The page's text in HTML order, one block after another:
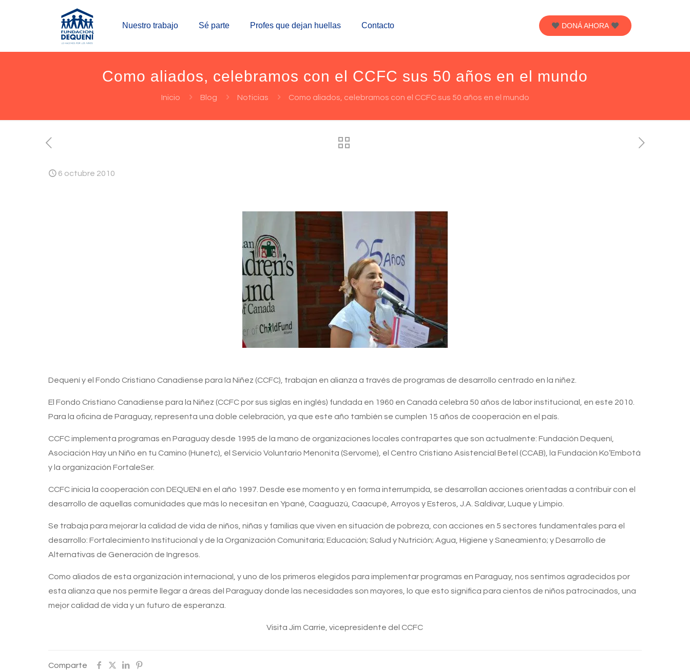
Nuestro trabajo Sé parte Profes que dejan huellas Contacto DONÁ AHORA
Como aliados, celebramos con el CCFC sus 50 años en el mundo
Inicio Blog Noticias Como aliados, celebramos con el CCFC sus 50 años en el mundo
6 octubre 2010
Dequení y el Fondo Cristiano Canadiense para la Niñez (CCFC), trabajan en alianza a través de programas de desarrollo centrado en la niñez.
El Fondo Cristiano Canadiense para la Niñez (CCFC por sus siglas en inglés) fundada en 1960 en Canadá celebra 50 años de labor institucional, en este 2010.
Para la oficina de Paraguay, representa una doble celebración, ya que este año también se cumplen 15 años de cooperación en el país.
CCFC implementa programas en Paraguay desde 1995 de la mano de organizaciones locales contrapartes que son actualmente: Fundación Dequení,
Asociación Hay un Niño en tu Camino (Hunetc), el Servicio Voluntario Menonita (Servome), el Centro Cristiano Asistencial Betel (CCAB), la Fundación Ko’Embotá
y la organización FortaleSer.
CCFC inicia la cooperación con DEQUENI en el año 1997. Desde ese momento y en forma interrumpida, se desarrollan acciones orientadas a contribuir con el
desarrollo de aquellas comunidades que más lo necesitan en Ypané, Caaguazú, Caacupé, Arroyos y Esteros, J.A. Saldivar, Luque y Limpio.
Se trabaja para mejorar la calidad de vida de niños, niñas y familias que viven en situación de pobreza, con acciones en 5 sectores fundamentales para el
desarrollo: Fortalecimiento Institucional y de la Organización Comunitaria; Educación; Salud y Nutrición; Agua, Higiene y Saneamiento; y Desarrollo de
Alternativas de Generación de Ingresos.
Como aliados de esta organización internacional, y uno de los primeros elegidos para implementar programas en Paraguay, nos sentimos agradecidos por
esta alianza que nos permite llegar a áreas del Paraguay donde las necesidades son mayores, lo que esto significa para cientos de niños patrocinados, una
mejor calidad de vida y un futuro de esperanza.
Visita Jim Carrie, vicepresidente del CCFC
Comparte